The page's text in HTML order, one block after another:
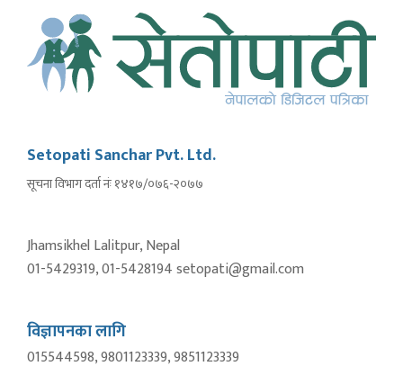
Setopati Sanchar Pvt. Ltd.
सूचना विभाग दर्ता नंः १४१७/०७६-२०७७
Jhamsikhel Lalitpur, Nepal
01-5429319, 01-5428194 setopati@gmail.com
विज्ञापनका लागि
015544598, 9801123339, 9851123339